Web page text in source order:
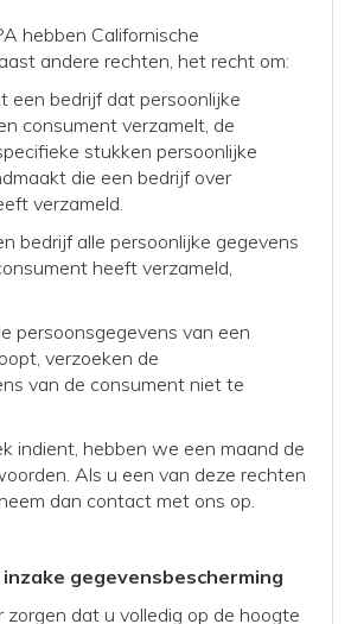
hebben Californische
andere rechten, het recht om:
een bedrijf dat persoonlijke
consument verzamelt, de
stukken persoonlijke
die een bedrijf over
verzameld.
bedrijf alle persoonlijke gegevens
heeft verzameld,
persoonsgegevens van een
verzoeken de
van de consument niet te
indient, hebben we een maand de
Als u een van deze rechten
dan contact met ons op.
gegevensbescherming
dat u volledig op de hoogte